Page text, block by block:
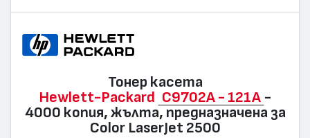
Тонер касета
Hewlett-Packard C9702A - 121A -
4000 копия, жълта, предназначена за
Color LaserJet 2500